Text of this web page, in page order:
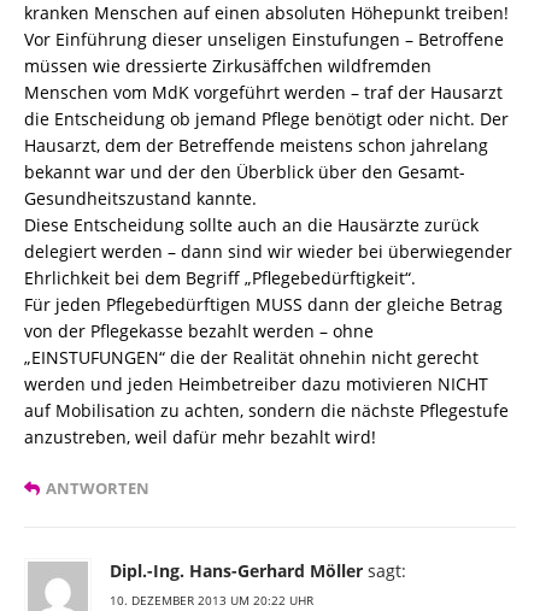
kranken Menschen auf einen absoluten Höhepunkt treiben!
Vor Einführung dieser unseligen Einstufungen – Betroffene
müssen wie dressierte Zirkusäffchen wildfremden
Menschen vom MdK vorgeführt werden – traf der Hausarzt
die Entscheidung ob jemand Pflege benötigt oder nicht. Der
Hausarzt, dem der Betreffende meistens schon jahrelang
bekannt war und der den Überblick über den Gesamt-
Gesundheitszustand kannte.
Diese Entscheidung sollte auch an die Hausärzte zurück
delegiert werden – dann sind wir wieder bei überwiegender
Ehrlichkeit bei dem Begriff „Pflegebedürftigkeit“.
Für jeden Pflegebedürftigen MUSS dann der gleiche Betrag
von der Pflegekasse bezahlt werden – ohne
„EINSTUFUNGEN“ die der Realität ohnehin nicht gerecht
werden und jeden Heimbetreiber dazu motivieren NICHT
auf Mobilisation zu achten, sondern die nächste Pflegestufe
anzustreben, weil dafür mehr bezahlt wird!
ANTWORTEN
Dipl.-Ing. Hans-Gerhard Möller sagt:
10. DEZEMBER 2013 UM 20:22 UHR